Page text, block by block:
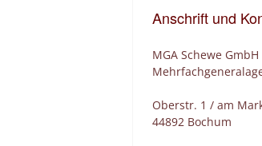
Anschrift und
MGA Schewe GmbH
Oberstr. 1 / am
44892 Bochum